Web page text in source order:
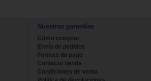
Nuestras garantías
Cómo comprar
Envío de pedidos
Formas de pago
Contacto tienda
Condiciones de venta